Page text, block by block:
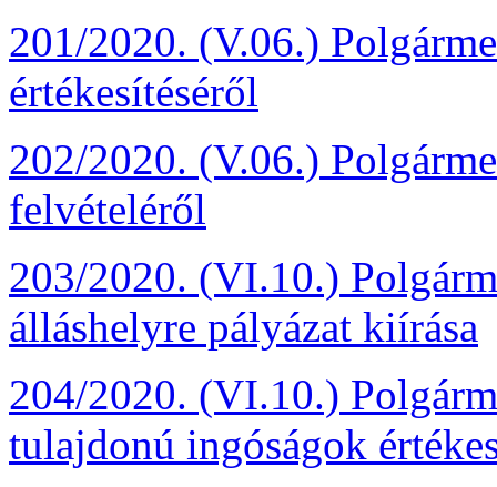
201/2020. (V.06.)
értékesítéséről
202/2020. (V.06.)
felvételéről
203/2020. (VI.10.)
álláshelyre pályázat kiírása
204/2020. (VI.10.)
tulajdonú ingóságok